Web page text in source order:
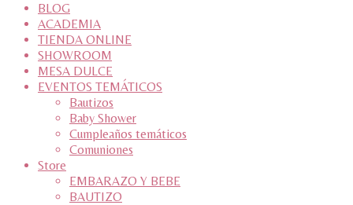
BLOG
ACADEMIA
TIENDA ONLINE
SHOWROOM
MESA DULCE
EVENTOS TEMÁTICOS
Bautizos
Baby Shower
Cumpleaños temáticos
Comuniones
Store
EMBARAZO Y BEBE
BAUTIZO